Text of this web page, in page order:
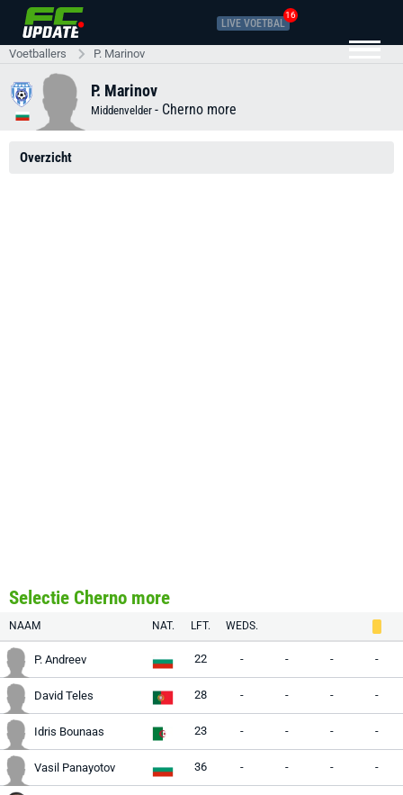
LIVE VOETBAL
16
Voetballers P. Marinov
P. Marinov
Middenvelder - Cherno more
Overzicht
Selectie Cherno more
NAAM NAT. LFT. WEDS.
P. Andreev 22 - - - -
David Teles 28 - - - -
Idris Bounaas 23 - - - -
Vasil Panayotov 36 - - - -